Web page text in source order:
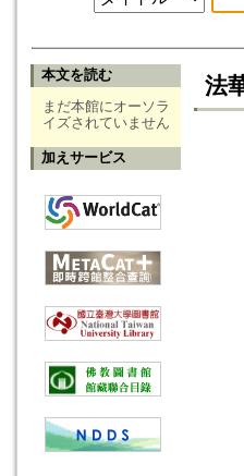
本文を読む
まだ本館にオーソラ
イズされていません
加えサービス
法